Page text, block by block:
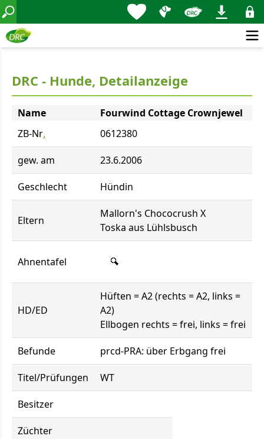
DRC - Hunde, Detailanzeige
Name
Fourwind Cottage Crownjewel
ZB-Nr. 0612380
gew. am 23.6.2006
Geschlecht Hündin
Eltern
Mallorn's Chococrush X
Toska aus Lühlsbusch
Ahnentafel
HD/ED
Hüften = A2 (rechts = A2, links =
A2)
Ellbogen rechts = frei, links = frei
Befunde prcd-PRA: über Erbgang frei
Titel/Prüfungen WT
Besitzer
Züchter